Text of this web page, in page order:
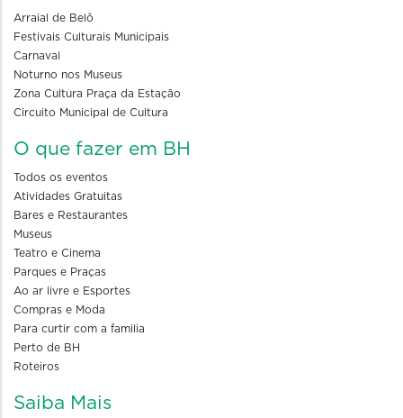
Arraial de Belô
Festivais Culturais Municipais
Carnaval
Noturno nos Museus
Zona Cultura Praça da Estação
Circuito Municipal de Cultura
O que fazer em BH
Todos os eventos
Atividades Gratuitas
Bares e Restaurantes
Museus
Teatro e Cinema
Parques e Praças
Ao ar livre e Esportes
Compras e Moda
Para curtir com a familia
Perto de BH
Roteiros
Saiba Mais